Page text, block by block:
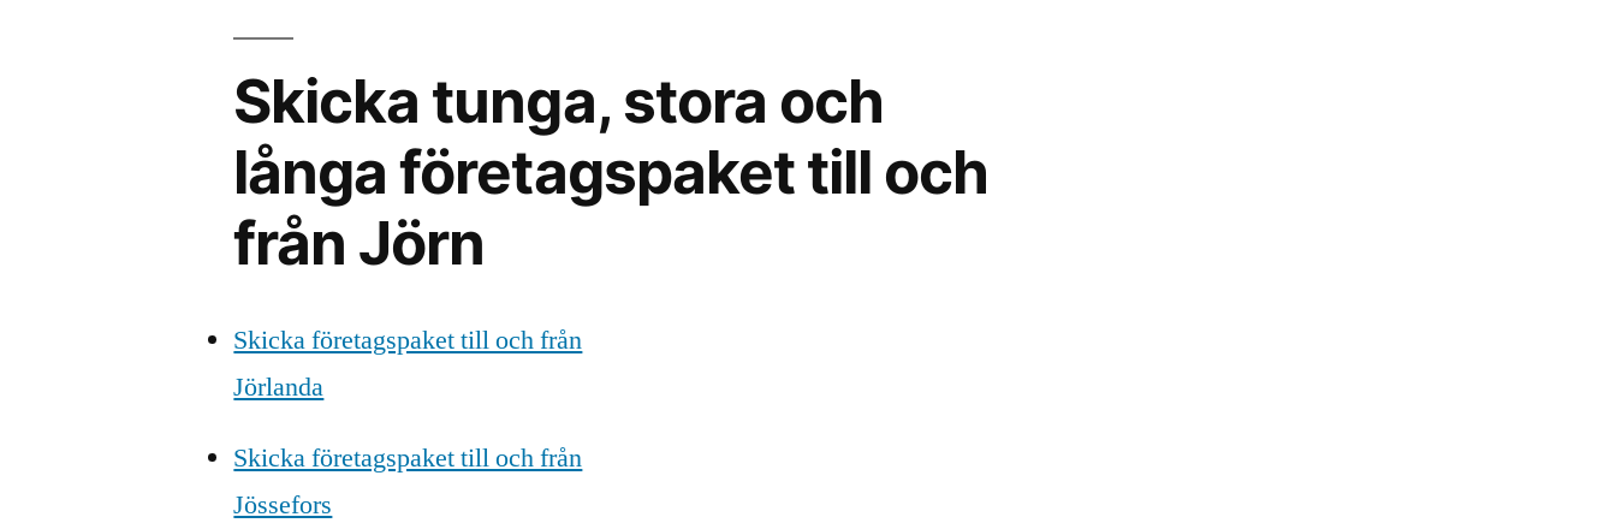
Skicka tunga, stora och
långa företagspaket till och
från Jörn
Skicka företagspaket till och från
Jörlanda
Skicka företagspaket till och från
Jössefors